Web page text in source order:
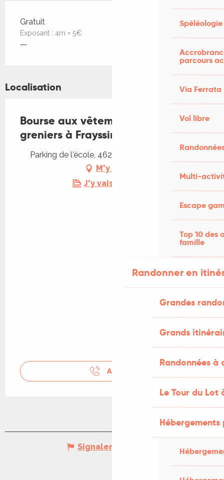
Spéléologie
parcours
Via Ferrata
Vol libre
Multi-
Escape
Top 10 des
famille
Randonner en
Grandes
Grands
Randonnées
Le Tour du Lot
Tarifs 2026
Gratuit
Exposant : 4m = 5€
—
Localisation
Bourse aux vêtements et vide-
greniers à Frayssinet-le-Gélat
Parking de l'école, 46250 Frayssinet-le-Gélat
M'y rendre
J'y vais en train !
APPELER
Signaler une erreur